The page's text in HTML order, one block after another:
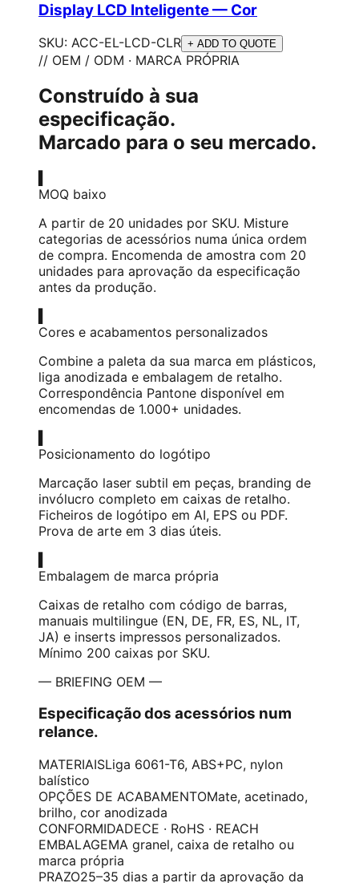
Display LCD Inteligente — Cor
SKU: ACC-EL-LCD-CLR + ADD TO QUOTE
// OEM / ODM · MARCA PRÓPRIA
Construído à sua
especificação.
Marcado para o seu mercado.
MOQ baixo
A partir de 20 unidades por SKU. Misture
categorias de acessórios numa única ordem
de compra. Encomenda de amostra com 20
unidades para aprovação da especificação
antes da produção.
Cores e acabamentos personalizados
Combine a paleta da sua marca em plásticos,
liga anodizada e embalagem de retalho.
Correspondência Pantone disponível em
encomendas de 1.000+ unidades.
Posicionamento do logótipo
Marcação laser subtil em peças, branding de
invólucro completo em caixas de retalho.
Ficheiros de logótipo em AI, EPS ou PDF.
Prova de arte em 3 dias úteis.
Embalagem de marca própria
Caixas de retalho com código de barras,
manuais multilingue (EN, DE, FR, ES, NL, IT,
JA) e inserts impressos personalizados.
Mínimo 200 caixas por SKU.
— BRIEFING OEM —
Especificação dos acessórios num
relance.
MATERIAISLiga 6061-T6, ABS+PC, nylon
balístico
OPÇÕES DE ACABAMENTOMate, acetinado,
brilho, cor anodizada
CONFORMIDADECE · RoHS · REACH
EMBALAGEMA granel, caixa de retalho ou
marca própria
PRAZO25–35 dias a partir da aprovação da